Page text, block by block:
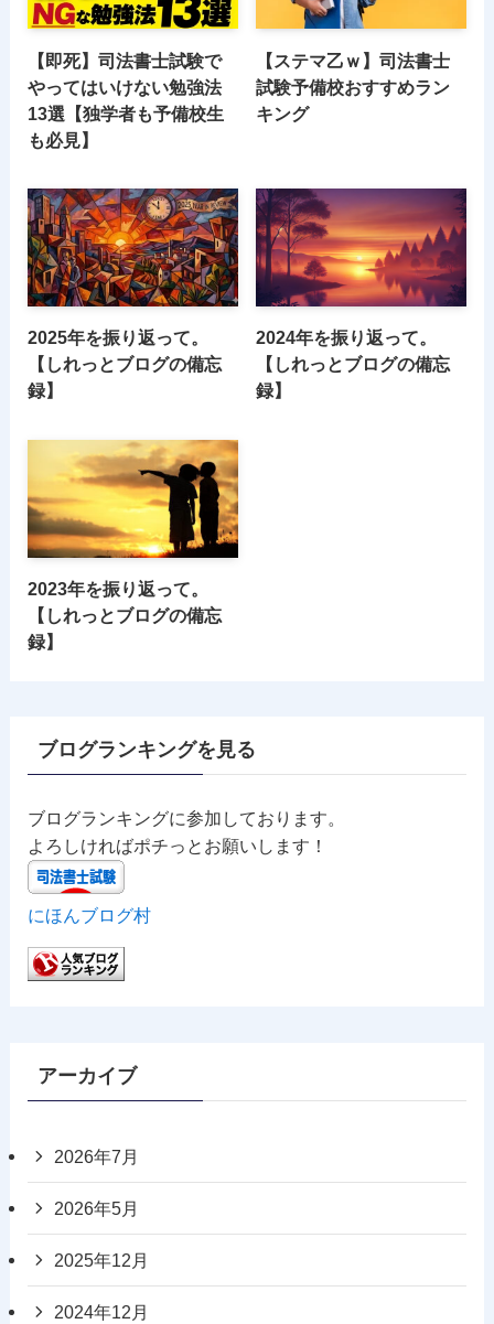
【即死】司法書士試験で
やってはいけない勉強法
13選【独学者も予備校生
も必見】
【ステマ乙ｗ】司法書士
試験予備校おすすめラン
キング
2025年を振り返って。
【しれっとブログの備忘
録】
2024年を振り返って。
【しれっとブログの備忘
録】
2023年を振り返って。
【しれっとブログの備忘
録】
ブログランキングを見る
ブログランキングに参加しております。
よろしければポチっとお願いします！
にほんブログ村
アーカイブ
2026年7月
2026年5月
2025年12月
2024年12月